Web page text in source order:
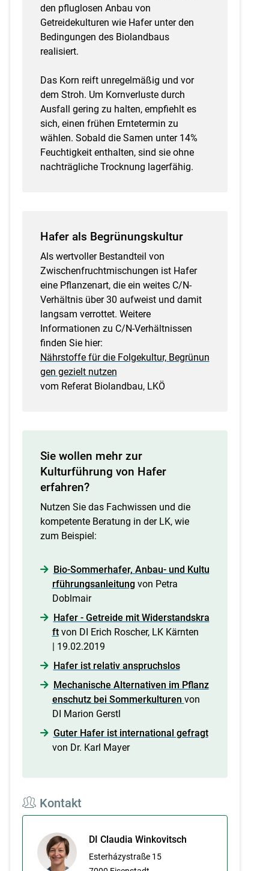
den pfluglosen Anbau von
Getreidekulturen wie Hafer unter den
Bedingungen des Biolandbaus
realisiert.
Das Korn reift unregelmäßig und vor
dem Stroh. Um Kornverluste durch
Ausfall gering zu halten, empfiehlt es
sich, einen frühen Erntetermin zu
wählen. Sobald die Samen unter 14%
Feuchtigkeit enthalten, sind sie ohne
nachträgliche Trocknung lagerfähig.
Hafer als Begrünungskultur
Als wertvoller Bestandteil von
Zwischenfruchtmischungen ist Hafer
eine Pflanzenart, die ein weites C/N-
Verhältnis über 30 aufweist und damit
langsam verrottet. Weitere
Informationen zu C/N-Verhältnissen
finden Sie hier:
Nährstoffe für die Folgekultur, Begrünun
gen gezielt nutzen
vom Referat Biolandbau, LKÖ
Sie wollen mehr zur
Kulturführung von Hafer
erfahren?
Nutzen Sie das Fachwissen und die
kompetente Beratung in der LK, wie
zum Beispiel:
Bio-Sommerhafer, Anbau- und Kultu
rführungsanleitung von Petra
Doblmair
Hafer - Getreide mit Widerstandskra
ftvon DI Erich Roscher, LK Kärnten
| 19.02.2019
Hafer ist relativ anspruchslos
Mechanische Alternativen im Pflanz
enschutz bei Sommerkulturen von
DI Marion Gerstl
Guter Hafer ist international gefragt
von Dr. Karl Mayer
Kontakt
DI Claudia Winkovitsch
Esterházystraße 15